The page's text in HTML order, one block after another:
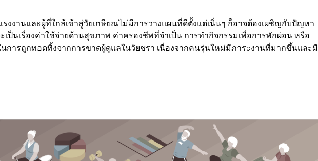
งงานและผู้ที่ใกล้เข้าสู่วัยเกษียณไม่มีการวางแผนที่ดีตั้งแต่เนิ่นๆ ก็อาจต้องเผชิญกับปัญหา
เป็นเรื่องค่าใช้จ่ายด้านสุขภาพ ค่าครองชีพที่จำเป็น การทำกิจกรรมเพื่อการพักผ่อน หรือ
นการถูกทอดทิ้งจากการขาดผู้ดูแลในวัยชรา เนื่องจากคนรุ่นใหม่มีภาระงานที่มากขึ้นและมี